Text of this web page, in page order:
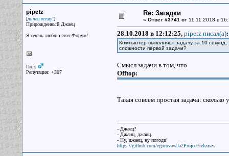
pipetz
[пипец всему!]
Прирожденный Джаец
Я очень люблю этот Форум!
Пол:
Репутация: +307
Re: Загадки
« Ответ #3741 от11.11.2018 в
28.10.2018 в 12:12:25, pipetz писал(a):
Компьютер выполняет задачу за 10 секунд,
сложности первой задачи?
Смысл задачи в том, что
Offtop:
Такая совсем простая задача: сколько
- Джаец?
- Джаиц, джаиц.
- Ну, джаец, ну погоди!
https://github.com/egorovav/Ja2Project/releases